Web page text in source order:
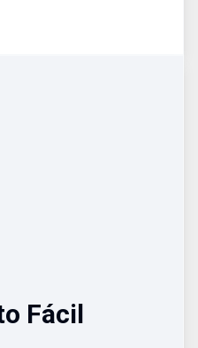
Fácil